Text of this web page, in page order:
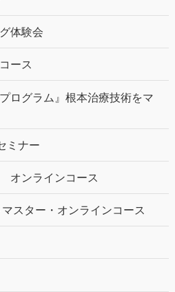
体験会
ース
ログラム』根本治療技術をマ
ミナー
オンラインコース
スター・オンラインコース